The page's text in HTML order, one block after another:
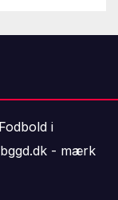
i
- mærk